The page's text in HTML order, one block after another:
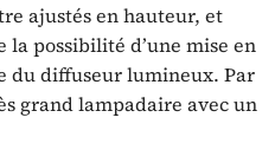
ajustés en hauteur, et
possibilité d’une mise en
du diffuseur lumineux. Par
grand lampadaire avec un